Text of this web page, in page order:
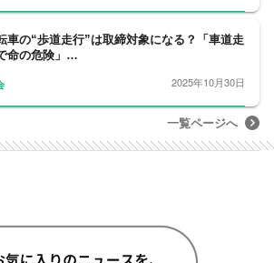
車の“歩道走行”は取締対象になる？「車道走
命の危険」…
2025年10月30日
一覧ページへ